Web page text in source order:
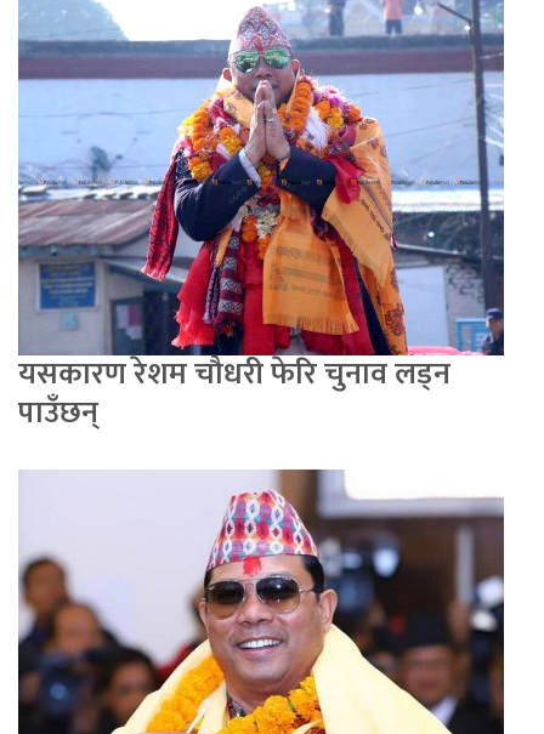
यसकारण रेशम चौधरी फेरि चुनाव लड्न
पाउँछन्